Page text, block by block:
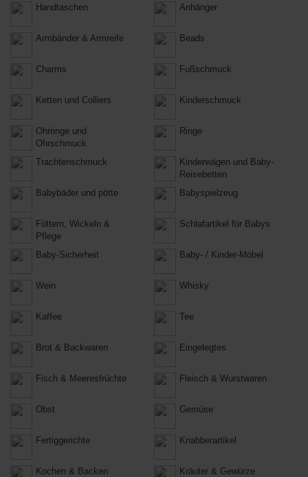
Handtaschen Anhänger
Armbänder & Armreife Beads
Charms Fußschmuck
Ketten und Colliers Kinderschmuck
Ohrringe und
Ohrschmuck
Ringe
Trachtenschmuck
Kinderwägen und Baby-
Reisebetten
Babybäder und pötte
Babyspielzeug
Füttern, Wickeln &
Pflege
Schlafartikel für Babys
Baby-Sicherheit Baby- / Kinder-Möbel
Wein Whisky
Kaffee Tee
Brot & Backwaren Eingelegtes
Fisch & Meeresfrüchte Fleisch & Wurstwaren
Obst Gemüse
Fertiggerichte Knabberartikel
Kochen & Backen Kräuter & Gewürze